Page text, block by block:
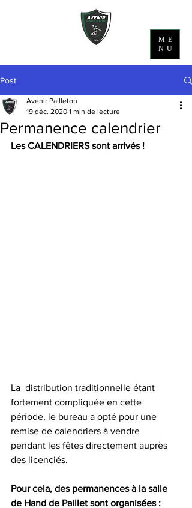
ME
NU
Post
Permanence calendrier
Avenir Pailleton
19 déc. 2020 1 min de lecture
Les CALENDRIERS sont arrivés !
La  distribution traditionnelle étant
fortement compliquée en cette
période, le bureau a opté pour une
remise de calendriers à vendre
pendant les fêtes directement auprès
des licenciés.
Pour cela, des permanences à la salle
de Hand de Paillet sont organisées :